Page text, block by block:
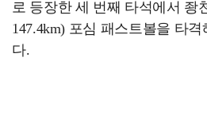
로 등장한 세 번째 타석에서 좡
147.4km) 포심 패스트볼을 타
다.